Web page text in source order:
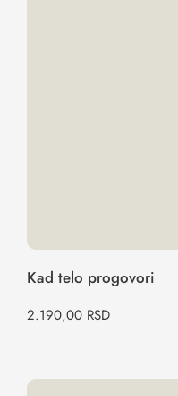
Kad telo progovori
2.190,00 RSD